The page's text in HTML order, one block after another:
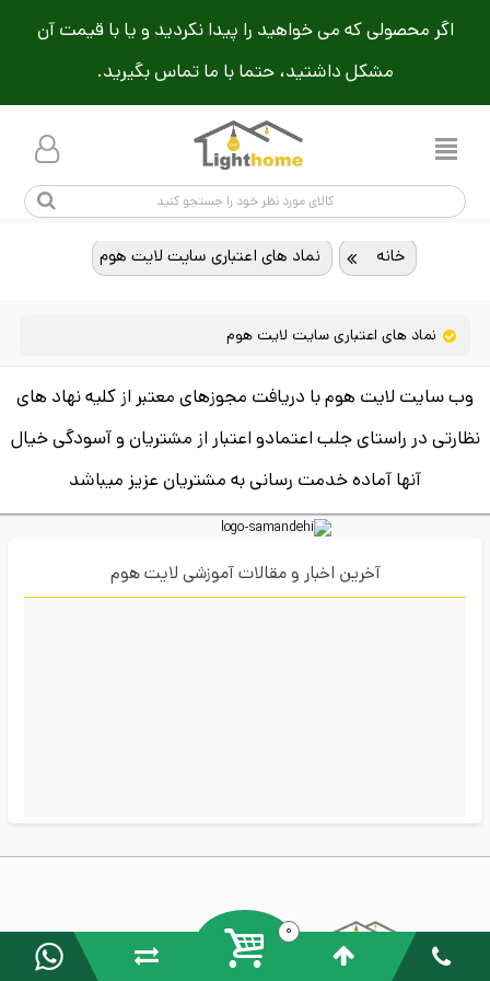
اگر محصولی که می خواهید را پیدا نکردید و یا با قیمت آن
مشکل داشتید، حتما با ما تماس بگیرید.
خانه > نماد های اعتباری سایت لایت هوم
نماد های اعتباری سایت لایت هوم
وب سایت لایت هوم با دریافت مجوزهای معتبر از کلیه نهاد های
نظارتی در راستای جلب اعتمادو اعتبار از مشتریان و آسودگی خیال
آنها آماده خدمت رسانی به مشتریان عزیز میباشد
آخرین اخبار و مقالات آموزشی لایت هوم
0